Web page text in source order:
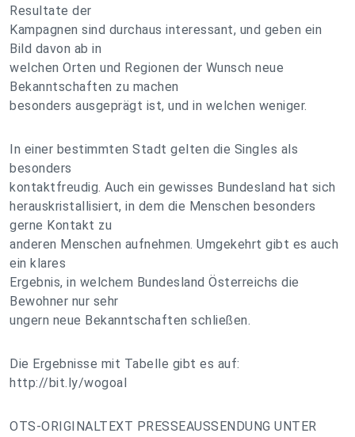
Resultate der
Kampagnen sind durchaus interessant, und geben ein
Bild davon ab in
welchen Orten und Regionen der Wunsch neue
Bekanntschaften zu machen
besonders ausgeprägt ist, und in welchen weniger.
In einer bestimmten Stadt gelten die Singles als
besonders
kontaktfreudig. Auch ein gewisses Bundesland hat sich
herauskristallisiert, in dem die Menschen besonders
gerne Kontakt zu
anderen Menschen aufnehmen. Umgekehrt gibt es auch
ein klares
Ergebnis, in welchem Bundesland Österreichs die
Bewohner nur sehr
ungern neue Bekanntschaften schließen.
Die Ergebnisse mit Tabelle gibt es auf:
http://bit.ly/wogoal
OTS-ORIGINALTEXT PRESSEAUSSENDUNG UNTER